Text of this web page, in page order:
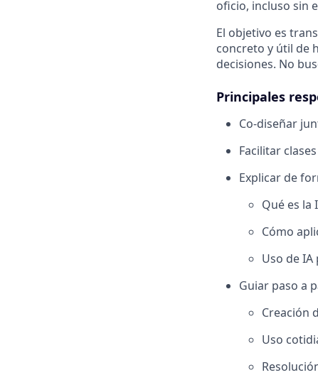
oficio, incluso sin
El objetivo es
concreto y útil de
decisiones. No
Principales
Co-diseñar
Facilitar
Explicar de
Qué es la
Cómo
Uso de
Guiar paso a
Creación
Uso